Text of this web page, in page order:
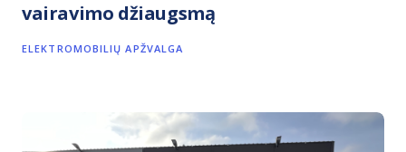
vairavimo džiaugsmą
ELEKTROMOBILIŲ APŽVALGA